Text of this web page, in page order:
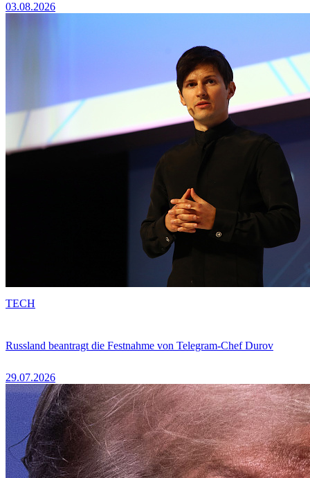
03.08.2026
Russland beantragt die Festnahme von Telegram-Chef Durov
29.07.2026
TECH